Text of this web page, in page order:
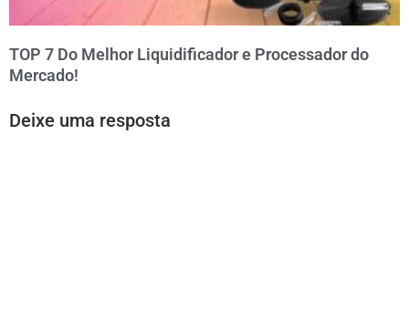
TOP 7 Do Melhor Liquidificador e Processador do
Mercado!
Deixe uma resposta